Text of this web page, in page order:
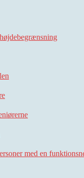
med en